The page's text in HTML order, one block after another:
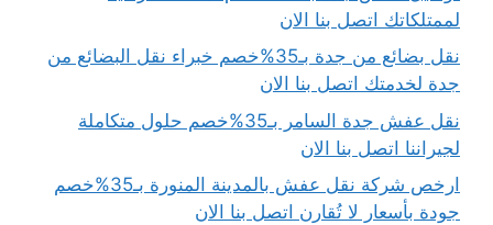
لممتلكاتك اتصل بنا الان
نقل بضائع من جدة بـ35%خصم خبراء نقل البضائع من
جدة لخدمتك اتصل بنا الان
نقل عفش جدة السامر بـ35%خصم حلول متكاملة
لجيراننا اتصل بنا الان
ارخص شركة نقل عفش بالمدينة المنورة بـ35%خصم
جودة بأسعار لا تُقارن اتصل بنا الان